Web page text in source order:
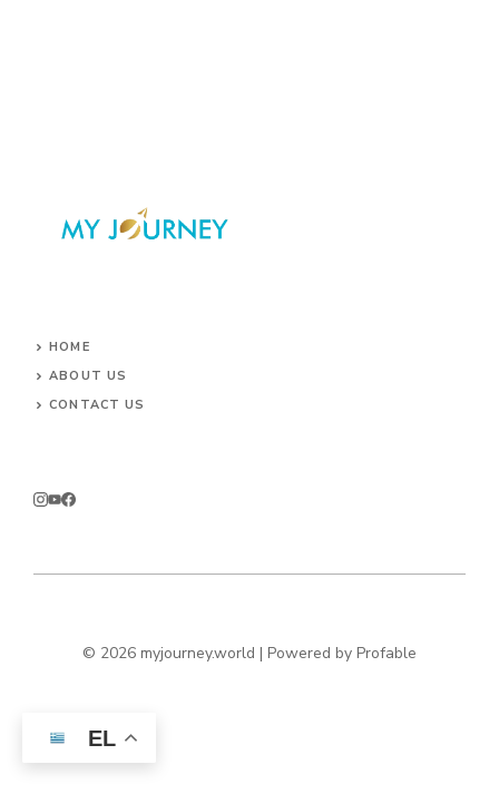
HOME
ABOUT US
CONTACT US
© 2026 myjourney.world | Powered by Profable
EL